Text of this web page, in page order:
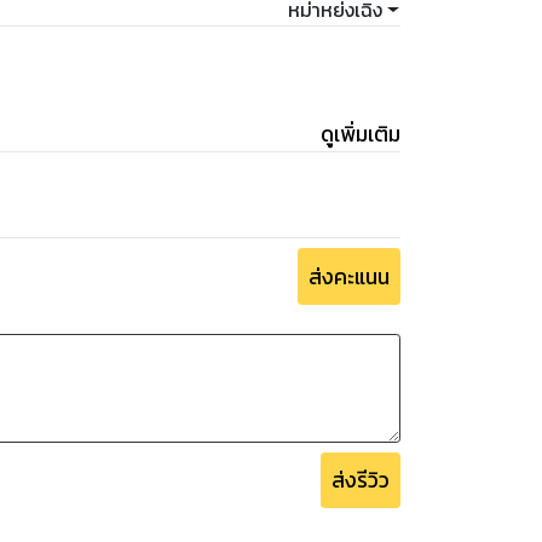
หม่าหย่งเฉิง
ดูเพิ่มเติม
ส่งคะแนน
ส่งรีวิว